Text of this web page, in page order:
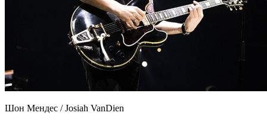
Шон Мендес / Josiah VanDien